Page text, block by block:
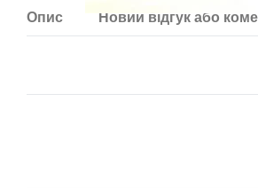
Опис Новий відгук або